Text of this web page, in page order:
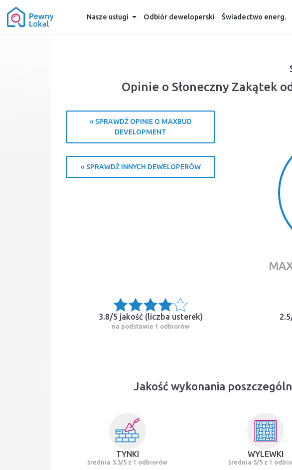
Nasze usługi Odbiór deweloperski Świadectwo energ.
Opinie o Słoneczny Zakątek
« SPRAWDŹ OPINIE O MAXBUD
DEVELOPMENT
« SPRAWDŹ INNYCH DEWELOPERÓW
3.8/5 jakość (liczba usterek)
na podstawie 1 odbiorów
Jakość wykonania
TYNKI
średnia 3.3/5 z 1 odbiorów
WYLEWKI
średnia 5/5 z 1